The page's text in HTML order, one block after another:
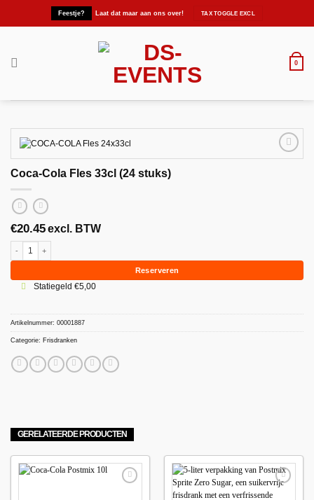
Feestje? Laat dat maar aan ons over!
0
Coca-Cola Fles 33cl (24 stuks)
€20.45excl. BTW
Reserveren
Statiegeld €5,00
Artikelnummer: 00001887
Categorie: Frisdranken
GERELATEERDE PRODUCTEN